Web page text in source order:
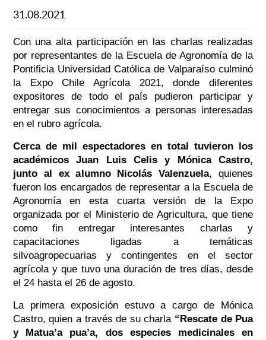
31.08.2021
Con una alta participación en las charlas realizadas
por representantes de la Escuela de Agronomía de la
Pontificia Universidad Católica de Valparaíso culminó
la Expo Chile Agrícola 2021, donde diferentes
expositores de todo el país pudieron participar y
entregar sus conocimientos a personas interesadas
en el rubro agrícola.
Cerca de mil espectadores en total tuvieron los
académicos Juan Luis Celis y Mónica Castro,
junto al ex alumno Nicolás Valenzuela, quienes
fueron los encargados de representar a la Escuela de
Agronomía en esta cuarta versión de la Expo
organizada por el Ministerio de Agricultura, que tiene
como fin entregar interesantes charlas y
capacitaciones ligadas a temáticas
silvoagropecuarias y contingentes en el sector
agrícola y que tuvo una duración de tres días, desde
el 24 hasta el 26 de agosto.
La primera exposición estuvo a cargo de Mónica
Castro, quien a través de su charla “Rescate de Pua
y Matua’a pua’a, dos especies medicinales en